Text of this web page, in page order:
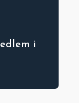
i